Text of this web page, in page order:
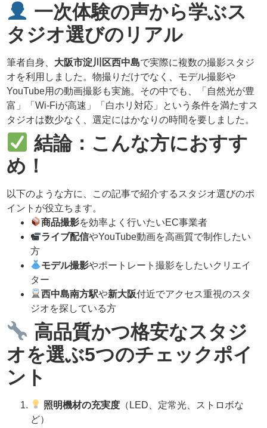
一次体験の声から学ぶス
タジオ選びのリアル
筆者自身、 大阪市淀川区西中島で実際に複数の撮影スタジ
オを利用しました。物撮りだけでなく、モデル撮影や
YouTube用の動画撮影も実施。その中でも、「自然光が豊
富」「Wi-Fiが高速」「白ホリ対応」という条件を満たすス
タジオは数少なく、選定にはかなりの時間を要しました。
結論：こんな方におすす
め！
以下のような方に、この記事で紹介するスタジオ選びのポ
イントが役立ちます。
商品撮影を効率よく行いたいEC事業者
ライブ配信やYouTube動画を高画質で制作したい
方
モデル撮影やポートレート撮影をしたいクリエイ
ター
西中島南方駅や新大阪付近でアクセス重視のスタ
ジオを探している方
高品質かつ格安なスタジ
オを選ぶ5つのチェックポイ
ント
照明機材の充実度 （LED、定常光、ストロボな
ど）